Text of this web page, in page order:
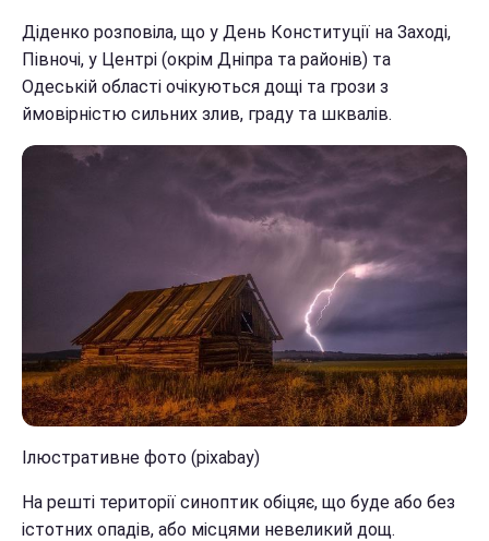
Діденко розповіла, що у День Конституції на Заході,
Півночі, у Центрі (окрім Дніпра та районів) та
Одеській області очікуються дощі та грози з
ймовірністю сильних злив, граду та шквалів.
Ілюстративне фото (pixabay)
На решті території синоптик обіцяє, що буде або без
істотних опадів, або місцями невеликий дощ.